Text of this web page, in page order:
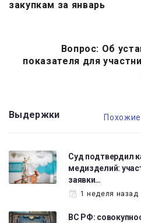
записям
закупкам за январь
Вопрос: Об
показателя для
Выдержки Похожие
Суд подтвердил
медизделий:
заявки…
1 неделя назад
ВС РФ: